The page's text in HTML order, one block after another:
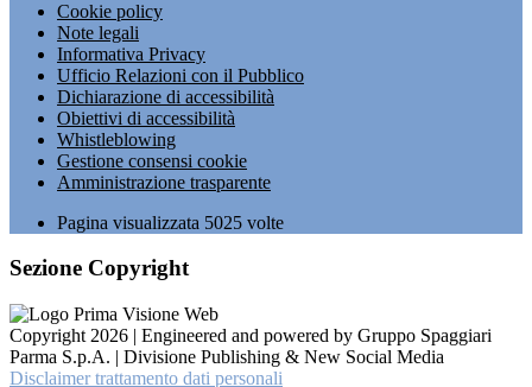
Cookie policy
Note legali
Informativa Privacy
Ufficio Relazioni con il Pubblico
Dichiarazione di accessibilità
Obiettivi di accessibilità
Whistleblowing
Gestione consensi cookie
Amministrazione trasparente
Pagina visualizzata 5025 volte
Sezione Copyright
Copyright 2026 | Engineered and powered by Gruppo Spaggiari
Parma S.p.A. | Divisione Publishing & New Social Media
Disclaimer trattamento dati personali